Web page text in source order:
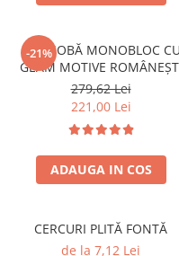
Unelte electrice
Unelte pentru grădinărit
SOBE ȘI ȘEMINEE
STICLĂ TERMOREZISTENTĂ
TRUSE SI ACCESORII
DE CURATARE HORN
ȘEMINEE ȘI ÎNCĂLZITOARE
-21%
UȘĂ SOBĂ MONOBLOC CU
GEAM MOTIVE
279,62 Lei
221,00 Lei
ADAUGA IN COS
CERCURI PLITĂ FONTĂ
de la 7,12 Lei